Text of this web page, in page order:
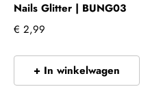
Nails Glitter | BUNG03
€ 2,99
+ In winkelwagen